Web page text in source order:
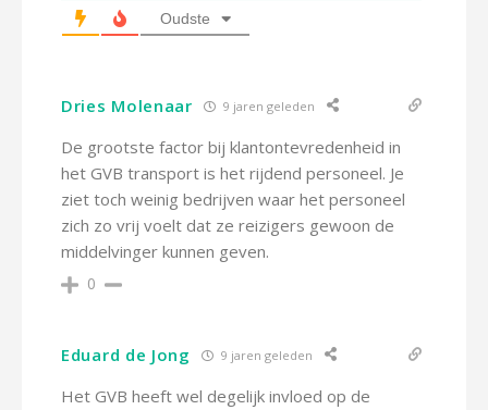
Oudste
Dries Molenaar 9 jaren geleden
De grootste factor bij klantontevredenheid in
het GVB transport is het rijdend personeel. Je
ziet toch weinig bedrijven waar het personeel
zich zo vrij voelt dat ze reizigers gewoon de
middelvinger kunnen geven.
0
Eduard de Jong 9 jaren geleden
Het GVB heeft wel degelijk invloed op de